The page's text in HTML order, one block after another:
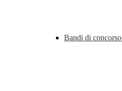
Bandi di concorso